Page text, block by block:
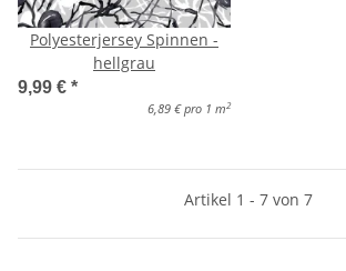
Polyesterjersey Spinnen -
hellgrau
9,99 € *
6,89 € pro 1 m 2
Artikel 1 - 7 von 7